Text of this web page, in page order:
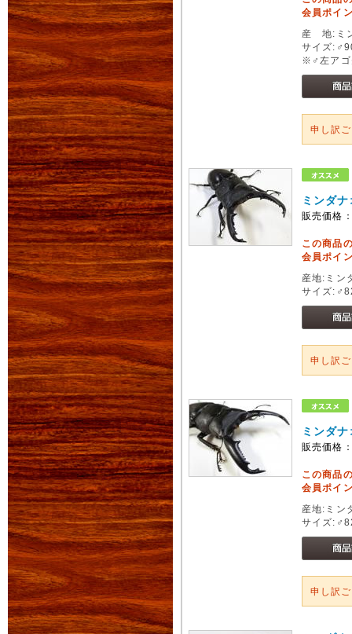
会員ポイ
産 地:ミ
サイズ
※♂左ア
申し訳
ミンダ
販売価格
この商品
会員ポイ
産地:ミン
サイズ
申し訳
ミンダ
販売価格
この商品
会員ポイ
産地:ミン
サイズ
申し訳